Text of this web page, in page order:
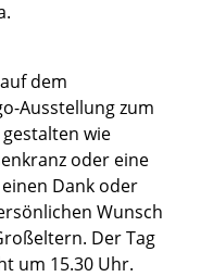
dem
Ausstellung zum
wie
oder eine
Dank oder
Wunsch
Der Tag
um 15.30 Uhr.